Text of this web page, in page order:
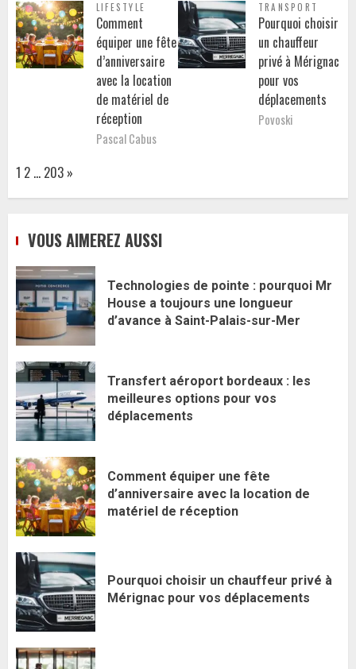
LIFESTYLE
Comment
équiper une fête
d’anniversaire
avec la location
de matériel de
réception
Pascal Cabus
TRANSPORT
Pourquoi choisir
un chauffeur
privé à Mérignac
pour vos
déplacements
Povoski
Page:
1 2 … 203 Next
»
VOUS AIMEREZ AUSSI
Technologies de pointe : pourquoi Mr
House a toujours une longueur
d’avance à Saint-Palais-sur-Mer
Transfert aéroport bordeaux : les
meilleures options pour vos
déplacements
Comment équiper une fête
d’anniversaire avec la location de
matériel de réception
Pourquoi choisir un chauffeur privé à
Mérignac pour vos déplacements